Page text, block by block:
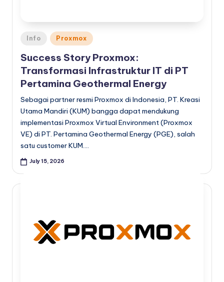
Posted
Info Proxmox
Success Story Proxmox:
Transformasi Infrastruktur IT di PT
Pertamina Geothermal Energy
Sebagai partner resmi Proxmox di Indonesia, PT. Kreasi
Utama Mandiri (KUM) bangga dapat mendukung
implementasi Proxmox Virtual Environment (Proxmox
VE) di PT. Pertamina Geothermal Energy (PGE), salah
satu customer KUM.…
July 15, 2026